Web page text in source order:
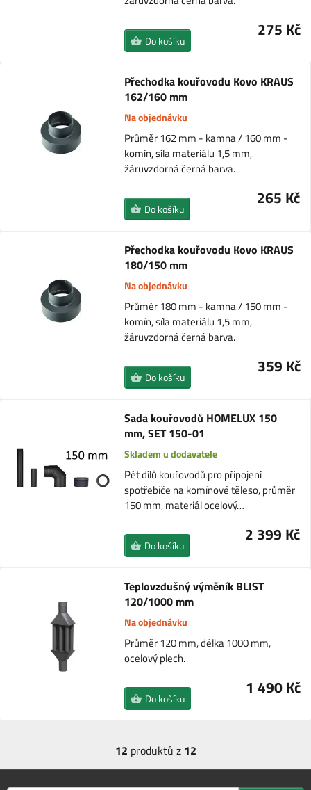
275 Kč
Do košíku
Přechodka kouřovodu Kovo KRAUS
162/160 mm
Na objednávku
Průměr 162 mm - kamna / 160 mm -
komín, síla materiálu 1,5 mm,
žáruvzdorná černá barva.
265 Kč
Do košíku
Přechodka kouřovodu Kovo KRAUS
180/150 mm
Na objednávku
Průměr 180 mm - kamna / 150 mm -
komín, síla materiálu 1,5 mm,
žáruvzdorná černá barva.
359 Kč
Do košíku
Sada kouřovodů HOMELUX 150
mm, SET 150-01
Skladem u dodavatele
Pět dílů kouřovodů pro připojení
spotřebiče na komínové těleso, průměr
150 mm, materiál ocelový…
2 399 Kč
Do košíku
Teplovzdušný výměník BLIST
120/1000 mm
Na objednávku
Průměr 120 mm, délka 1000 mm,
ocelový plech.
1 490 Kč
Do košíku
12 produktů z 12